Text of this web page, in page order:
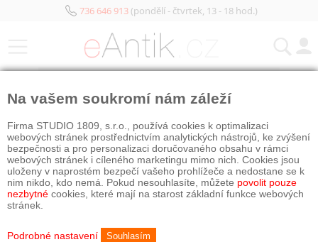
736 646 913(pondělí - čtvrtek, 13 - 18 hod.)
Na vašem soukromí nám záleží
Firma STUDIO 1809, s.r.o., používá cookies k optimalizaci
webových stránek prostřednictvím analytických nástrojů, ke zvýšení
bezpečnosti a pro personalizaci doručovaného obsahu v rámci
webových stránek i cíleného marketingu mimo nich. Cookies jsou
uloženy v naprostém bezpečí vašeho prohlížeče a nedostane se k
nim nikdo, kdo nemá. Pokud nesouhlasíte, můžete povolit pouze
nezbytné cookies, které mají na starost základní funkce webových
stránek.
Podrobné nastavení Souhlasím